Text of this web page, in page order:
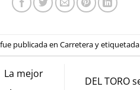
publicada enCarreteray etiquetada
La mejor
DEL TORO